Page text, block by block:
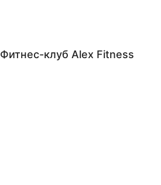
Фитнес-клуб Alex Fitness